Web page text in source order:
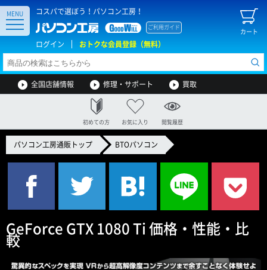
コスパで選ぼう！パソコン工房！
カート
ご利用ガイド
ログイン おトクな会員登録（無料）
MENU
全国店舗情報 修理・サポート 買取
初めての方 お気に入り 閲覧履歴
パソコン工房通販トップ BTOパソコン
GeForce GTX 1080 Ti 価格・性能・比
較